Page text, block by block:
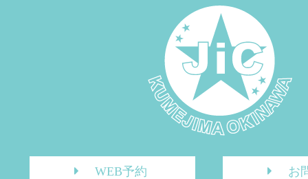
WEB予約 お